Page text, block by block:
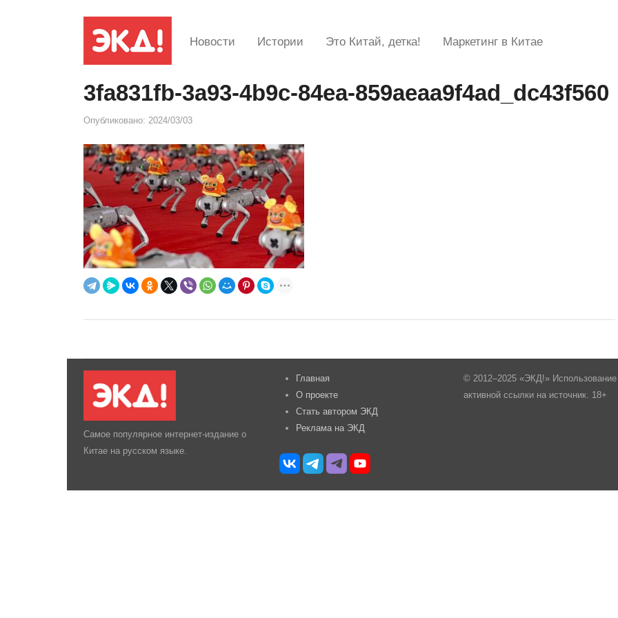
Новости Истории Это Китай, детка! Маркетинг в Китае
3fa831fb-3a93-4b9c-84ea-859aeaa9f4ad_dc43f560
Опубликовано: 2024/03/03
Самое популярное интернет-издание о
Китае на русском языке.
Главная
О проекте
Стать автором ЭКД
Реклама на ЭКД
© 2012–2025 «ЭКД!»
активной ссылки на источник. 18+